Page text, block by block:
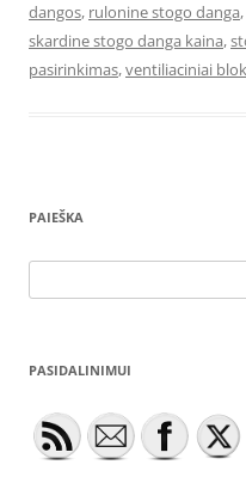
dangos, rulonine stogo danga,
skardine stogo danga kaina,
pasirinkimas,ventiliaciniai
PAIEŠKA
for:
PASIDALINIMUI